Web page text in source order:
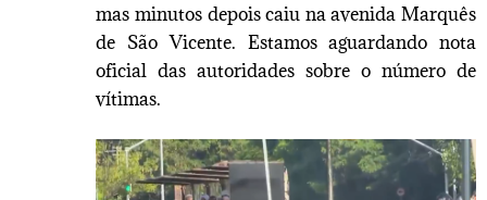
mas minutos depois caiu na avenida Marquês
de São Vicente. Estamos aguardando nota
oficial das autoridades sobre o número de
vítimas.